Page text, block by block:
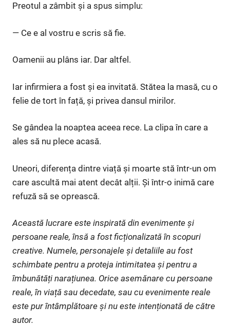
Preotul a zâmbit și a spus simplu:
— Ce e al vostru e scris să fie.
Oamenii au plâns iar. Dar altfel.
Iar infirmiera a fost și ea invitată. Stătea la masă, cu o
felie de tort în față, și privea dansul mirilor.
Se gândea la noaptea aceea rece. La clipa în care a
ales să nu plece acasă.
Uneori, diferența dintre viață și moarte stă într-un om
care ascultă mai atent decât alții. Și într-o inimă care
refuză să se oprească.
Această lucrare este inspirată din evenimente și
persoane reale, însă a fost ficționalizată în scopuri
creative. Numele, personajele și detaliile au fost
schimbate pentru a proteja intimitatea și pentru a
îmbunătăți narațiunea. Orice asemănare cu persoane
reale, în viață sau decedate, sau cu evenimente reale
este pur întâmplătoare și nu este intenționată de către
autor.